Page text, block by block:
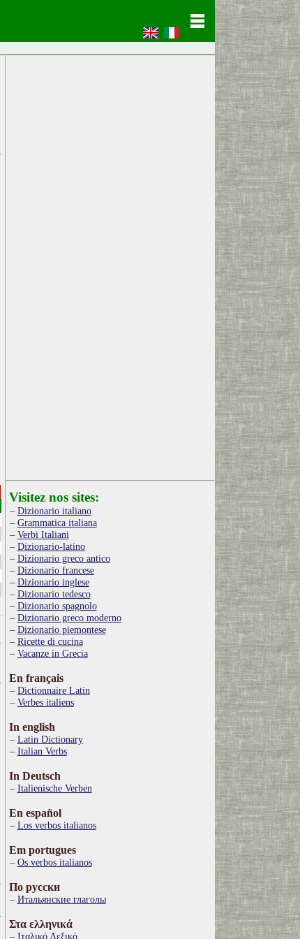
Visitez nos sites:
Dizionario italiano
Grammatica italiana
Verbi Italiani
Dizionario-latino
Dizionario greco antico
Dizionario francese
Dizionario inglese
Dizionario tedesco
Dizionario spagnolo
Dizionario greco moderno
Dizionario piemontese
Ricette di cucina
Vacanze in Grecia
En français
Dictionnaire Latin
Verbes italiens
In english
Latin Dictionary
Italian Verbs
In Deutsch
Italienische Verben
En español
Los verbos italianos
Em portugues
Os verbos italianos
По русски
Итальянские глаголы
Στα ελληνικά
Ιταλικό Λεξικό